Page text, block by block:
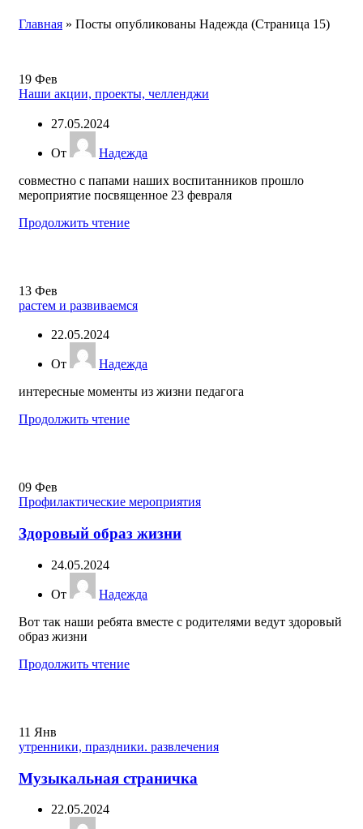
Главная » Посты опубликованы Надежда (Страница 15)
19 Фев
Наши акции, проекты, челленджи
27.05.2024
От
Надежда
совместно с папами наших воспитанников прошло
мероприятие посвященное 23 февраля
Продолжить чтение
13 Фев
растем и развиваемся
22.05.2024
От
Надежда
интересные моменты из жизни педагога
Продолжить чтение
09 Фев
Профилактические мероприятия
Здоровый образ жизни
24.05.2024
От
Надежда
Вот так наши ребята вместе с родителями ведут здоровый
образ жизни
Продолжить чтение
11 Янв
утренники, праздники. развлечения
Музыкальная страничка
22.05.2024